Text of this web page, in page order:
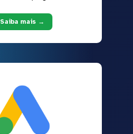
Saiba mais →